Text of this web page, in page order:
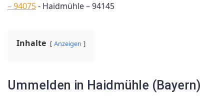
– 94075- Haidmühle – 94145
Inhalte Anzeigen
Ummelden in Haidmühle (Bayern)